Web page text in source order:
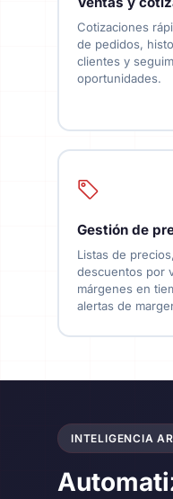
Cotizaciones
de pedidos,
clientes y
oportunidades.
Gestión de
Listas de precios,
descuentos por
márgenes en
alertas de
INTELIGENCIA